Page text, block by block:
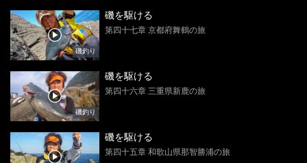
磯釣り
磯を駆ける
第四十七章 京都府舞鶴の旅
磯釣り
磯を駆ける
第四十六章 三重県新鹿の旅
磯を駆ける
第四十五章 和歌山県那智勝浦の旅